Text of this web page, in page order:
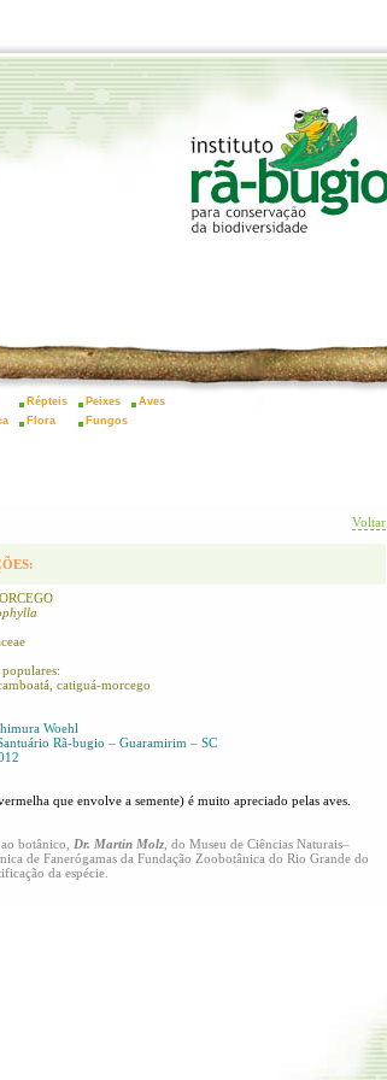
Répteis Peixes
Aves
Flora Fungos
Voltar
catiguá-morcego
Woehl
Rã-bugio – Guaramirim – SC
que envolve a semente) é muito apreciado pelas aves.
botânico, Dr. Martin Molz , do Museu de Ciências Naturais–
de Fanerógamas da Fundação Zoobotânica do Rio Grande do
da espécie.